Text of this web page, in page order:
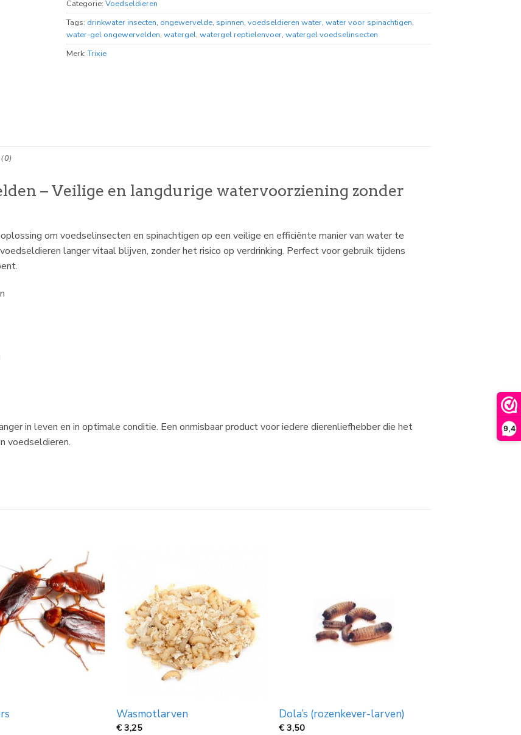
9,4
Categorie: Voedseldieren
Tags: drinkwater insecten, ongewervelde, spinnen, voedseldieren water, water voor spinachtigen,
water-gel ongewervelden, watergel, watergel reptielenvoer, watergel voedselinsecten
Merk:Trixie
– Veilige en langdurige watervoorziening zonder
om voedselinsecten en spinachtigen op een veilige en efficiënte manier van water te
langer vitaal blijven, zonder het risico op verdrinking. Perfect voor gebruik tijdens
in leven en in optimale conditie. Een onmisbaar product voor iedere dierenliefhebber die het
voedseldieren.
Wasmotlarven
€3,25
Dola’s (rozenkever-larven)
€ 3,50